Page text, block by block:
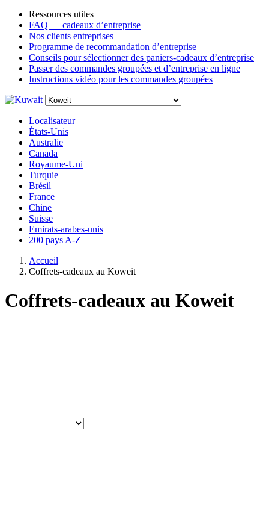
Ressources utiles
FAQ — cadeaux d’entreprise
Nos clients entreprises
Programme de recommandation d’entreprise
Conseils pour sélectionner des paniers-cadeaux d’entreprise
Passer des commandes groupées et d’entreprise en ligne
Instructions vidéo pour les commandes groupées
Localisateur
États-Unis
Australie
Canada
Royaume-Uni
Turquie
Brésil
France
Chine
Suisse
Emirats-arabes-unis
200 pays A-Z
Accueil
Coffrets-cadeaux au Koweit
Coffrets-cadeaux au Koweit